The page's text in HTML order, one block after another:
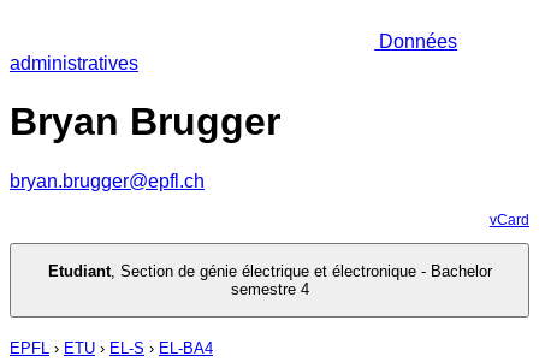
Données
administratives
Bryan Brugger
bryan.brugger@epfl.ch
vCard
Etudiant, Section de génie électrique et électronique - Bachelor
semestre 4
EPFL › ETU › EL-S › EL-BA4